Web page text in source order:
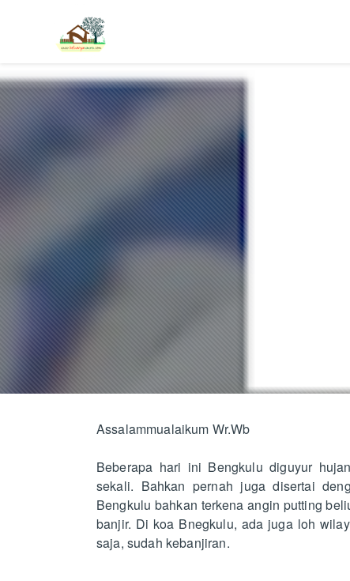
Assalammualaikum Wr.Wb
Beberapa hari ini Bengkulu diguyur
sekali. Bahkan pernah juga disertai
Bengkulu bahkan terkena angin putting
banjir. Di koa Bnegkulu, ada juga loh
saja, sudah kebanjiran.